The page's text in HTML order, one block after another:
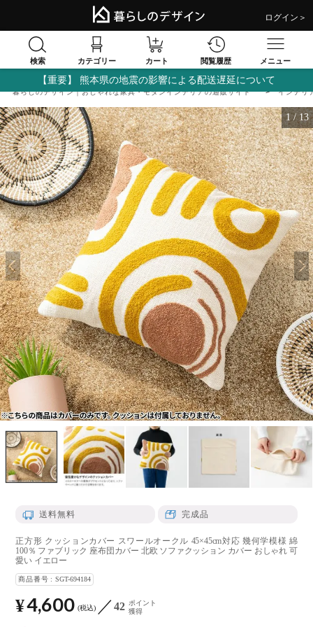
ログイン＞
検索 カテゴリー カート 閲覧履歴 メニュー
【重要】 熊本県の地震の影響による配送遅延について
暮らしのデザイン｜おしゃれな家具・モダンインテリアの通販サイト インテリ
1 / 13
送料無料 完成品
正方形 クッションカバー スワールオークル 45×45cm対応 幾何学模様 綿
100％ ファブリック 座布団カバー 北欧 ソファクッション カバー おしゃれ 可
愛い イエロー
商品番号 SGT-694184
¥4,600 税込 42 ポイント
獲得